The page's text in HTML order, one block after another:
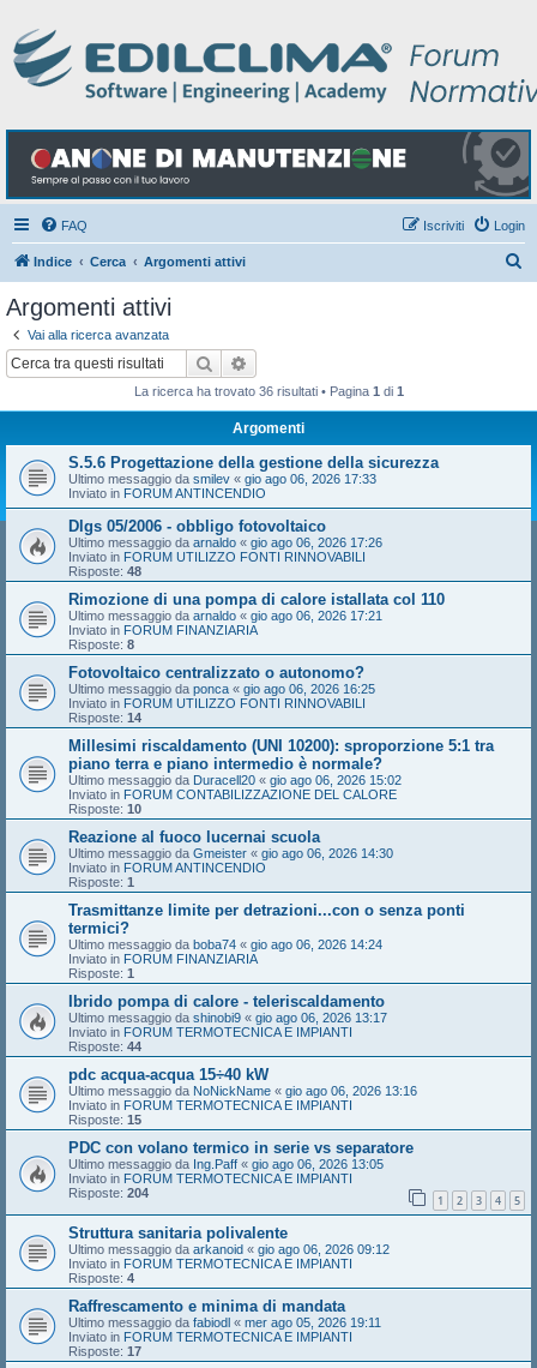
FAQ Login
Iscriviti
Indice Cerca Argomenti attivi
Argomenti attivi
Vai alla ricerca avanzata
Cerca
La ricerca ha trovato 36 risultati • Pagina 1 di 1
Argomenti
S.5.6 Progettazione della gestione della sicurezza
Ultimo messaggio da smilev « gio ago 06, 2026 17:33
Inviato in FORUM ANTINCENDIO
Dlgs 05/2006 - obbligo fotovoltaico
Ultimo messaggio da arnaldo « gio ago 06, 2026 17:26
Inviato in FORUM UTILIZZO FONTI RINNOVABILI
Risposte: 48
Rimozione di una pompa di calore istallata col 110
Ultimo messaggio da arnaldo « gio ago 06, 2026 17:21
Inviato in FORUM FINANZIARIA
Risposte: 8
Fotovoltaico centralizzato o autonomo?
Ultimo messaggio da ponca « gio ago 06, 2026 16:25
Inviato in FORUM UTILIZZO FONTI RINNOVABILI
Risposte: 14
Millesimi riscaldamento (UNI 10200): sproporzione 5:1 tra
piano terra e piano intermedio è normale?
Ultimo messaggio da Duracell20 « gio ago 06, 2026 15:02
Inviato in FORUM CONTABILIZZAZIONE DEL CALORE
Risposte: 10
Reazione al fuoco lucernai scuola
Ultimo messaggio da Gmeister « gio ago 06, 2026 14:30
Inviato in FORUM ANTINCENDIO
Risposte: 1
Trasmittanze limite per detrazioni...con o senza ponti
termici?
Ultimo messaggio da boba74 « gio ago 06, 2026 14:24
Inviato in FORUM FINANZIARIA
Risposte: 1
Ibrido pompa di calore - teleriscaldamento
Ultimo messaggio da shinobi9 « gio ago 06, 2026 13:17
Inviato in FORUM TERMOTECNICA E IMPIANTI
Risposte: 44
pdc acqua-acqua 15÷40 kW
Ultimo messaggio da NoNickName « gio ago 06, 2026 13:16
Inviato in FORUM TERMOTECNICA E IMPIANTI
Risposte: 15
PDC con volano termico in serie vs separatore
Ultimo messaggio da Ing.Paff « gio ago 06, 2026 13:05
Inviato in FORUM TERMOTECNICA E IMPIANTI
Risposte: 204 1 2 3 4 5
Struttura sanitaria polivalente
Ultimo messaggio da arkanoid « gio ago 06, 2026 09:12
Inviato in FORUM TERMOTECNICA E IMPIANTI
Risposte: 4
Raffrescamento e minima di mandata
Ultimo messaggio da fabiodl « mer ago 05, 2026 19:11
Inviato in FORUM TERMOTECNICA E IMPIANTI
Risposte: 17